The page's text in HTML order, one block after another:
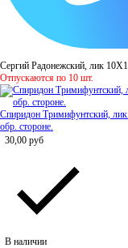
Сергий Радонежский, лик
Отпускаются по 10 шт.
Спиридон Тримифунтский,
обр. стороне.
30,00 руб
В наличии